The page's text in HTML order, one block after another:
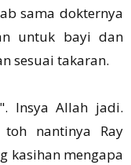
sama dokternya
untuk bayi dan
sesuai takaran.
Insya Allah jadi.
nantinya Ray
kasihan mengapa